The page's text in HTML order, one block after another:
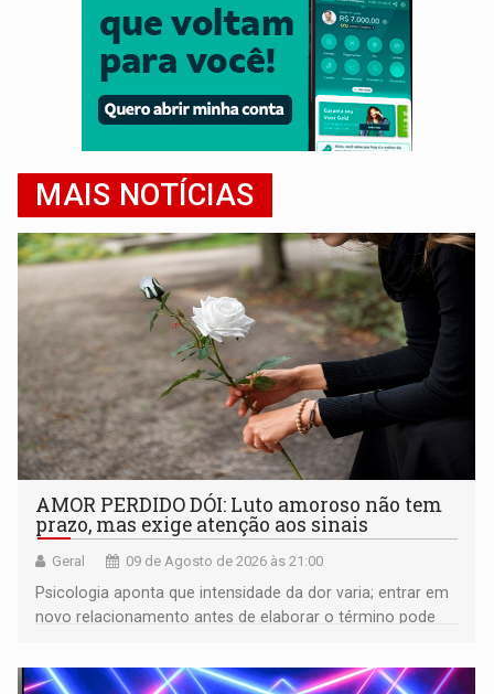
MAIS NOTÍCIAS
AMOR PERDIDO DÓI: Luto amoroso não tem
prazo, mas exige atenção aos sinais
Geral 09 de Agosto de 2026 às 21:00
Psicologia aponta que intensidade da dor varia; entrar em
novo relacionamento antes de elaborar o término pode